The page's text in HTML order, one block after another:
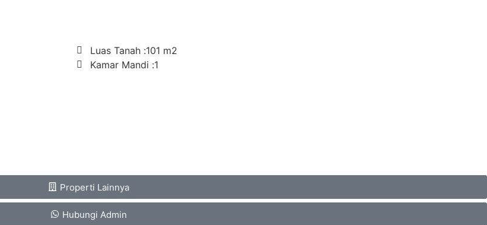
Luas Tanah :101 m2
Kamar Mandi :1
Properti Lainnya
Hubungi Admin